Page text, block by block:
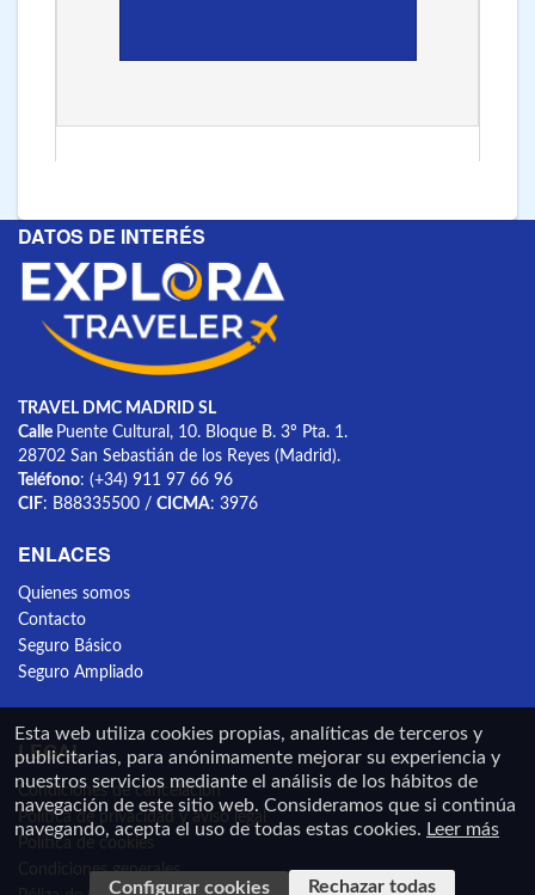
DATOS DE INTERÉS
TRAVEL DMC MADRID SL
Calle Puente Cultural, 10. Bloque B. 3º Pta. 1.
28702 San Sebastián de los Reyes (Madrid).
Teléfono: (+34) 911 97 66 96
CIF: B88335500 / CICMA: 3976
ENLACES
Quienes somos
Contacto
Seguro Básico
Seguro Ampliado
LEGAL
Condiciones de cancelación
Política de privacidad y aviso legal
Política de cookies
Condiciones generales
Esta web utiliza cookies propias, analíticas de terceros y
publicitarias, para anónimamente mejorar su experiencia y
nuestros servicios mediante el análisis de los hábitos de
navegación de este sitio web. Consideramos que si continúa
navegando, acepta el uso de todas estas cookies. Leer más
Configurar cookies
Rechazar todas